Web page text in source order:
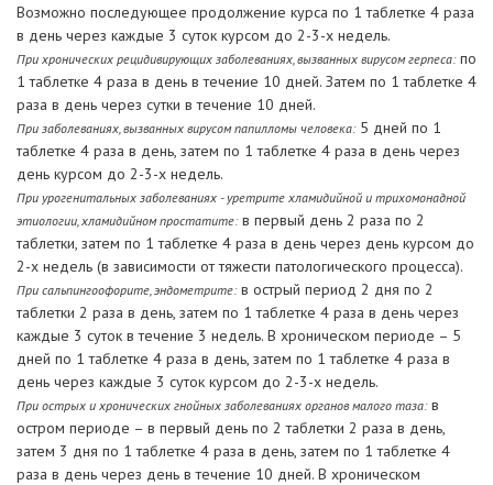
Возможно последующее продолжение курса по 1 таблетке 4 раза
в день через каждые 3 суток курсом до 2-3-х недель.
При хронических рецидивирующих заболеваниях, вызванных вирусом герпеса:по
1 таблетке 4 раза в день в течение 10 дней. Затем по 1 таблетке 4
раза в день через сутки в течение 10 дней.
При заболеваниях, вызванных вирусом папилломы человека:5 дней по 1
таблетке 4 раза в день, затем по 1 таблетке 4 раза в день через
день курсом до 2-3-х недель.
При урогенитальных заболеваниях - уретрите хламидийной и трихомонадной
этиологии, хламидийном простатите:в первый день 2 раза по 2
таблетки, затем по 1 таблетке 4 раза в день через день курсом до
2-х недель (в зависимости от тяжести патологического процесса).
При сальпингоофорите, эндометрите:в острый период 2 дня по 2
таблетки 2 раза в день, затем по 1 таблетке 4 раза в день через
каждые 3 суток в течение 3 недель. В хроническом периоде – 5
дней по 1 таблетке 4 раза в день, затем по 1 таблетке 4 раза в
день через каждые 3 суток курсом до 2-3-х недель.
При острых и хронических гнойных заболеваниях органов малого таза:в
остром периоде – в первый день по 2 таблетки 2 раза в день,
затем 3 дня по 1 таблетке 4 раза в день, затем по 1 таблетке 4
раза в день через день в течение 10 дней. В хроническом